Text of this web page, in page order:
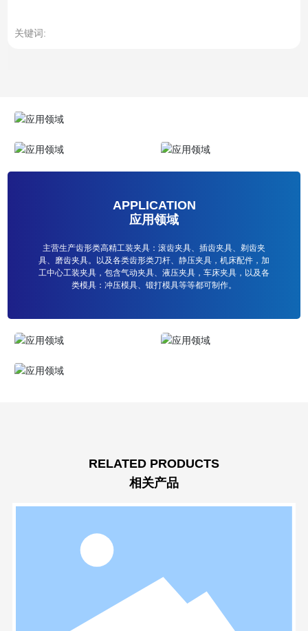
关键词:
APPLICATION
应用领域
主营生产齿形类高精工装夹具：滚齿夹具、插齿夹具、剃齿夹
具、磨齿夹具。以及各类齿形类刀杆、静压夹具，机床配件，加
工中心工装夹具，包含气动夹具、液压夹具，车床夹具，以及各
类模具：冲压模具、锻打模具等等都可制作。
RELATED PRODUCTS
相关产品